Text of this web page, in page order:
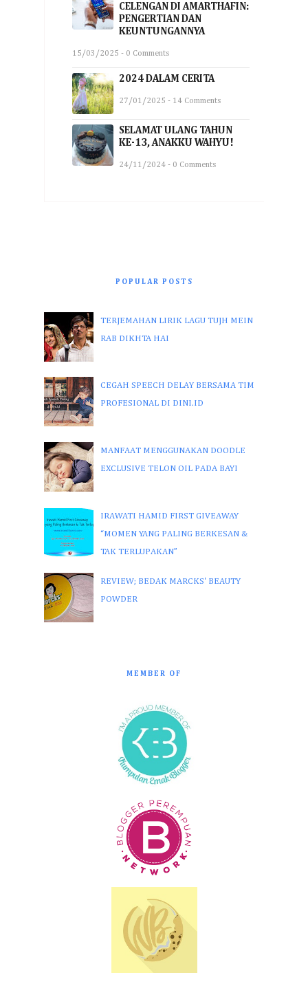
CELENGAN DI AMARTHAFIN:
PENGERTIAN DAN
KEUNTUNGANNYA
15/03/2025 - 0 Comments
2024 DALAM CERITA
27/01/2025 - 14 Comments
SELAMAT ULANG TAHUN
KE-13, ANAKKU WAHYU!
24/11/2024 - 0 Comments
POPULAR POSTS
TERJEMAHAN LIRIK LAGU TUJH MEIN
RAB DIKHTA HAI
CEGAH SPEECH DELAY BERSAMA TIM
PROFESIONAL DI DINI.ID
MANFAAT MENGGUNAKAN DOODLE
EXCLUSIVE TELON OIL PADA BAYI
IRAWATI HAMID FIRST GIVEAWAY
“MOMEN YANG PALING BERKESAN &
TAK TERLUPAKAN”
REVIEW; BEDAK MARCKS' BEAUTY
POWDER
MEMBER OF